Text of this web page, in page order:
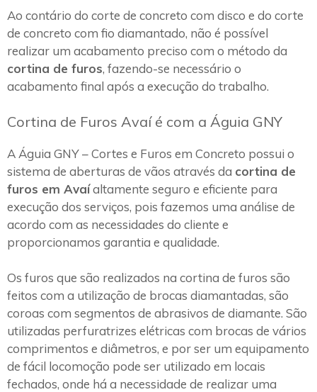
Ao contário do corte de concreto com disco e do corte
de concreto com fio diamantado, não é possível
realizar um acabamento preciso com o método da
cortina de furos, fazendo-se necessário o
acabamento final após a execução do trabalho.
Cortina de Furos Avaí é com a Águia GNY
A Águia GNY – Cortes e Furos em Concreto possui o
sistema de aberturas de vãos através da cortina de
furos em Avaíaltamente seguro e eficiente para
execução dos serviços, pois fazemos uma análise de
acordo com as necessidades do cliente e
proporcionamos garantia e qualidade.
Os furos que são realizados na cortina de furos são
feitos com a utilização de brocas diamantadas, são
coroas com segmentos de abrasivos de diamante. São
utilizadas perfuratrizes elétricas com brocas de vários
comprimentos e diâmetros, e por ser um equipamento
de fácil locomoção pode ser utilizado em locais
fechados, onde há a necessidade de realizar uma